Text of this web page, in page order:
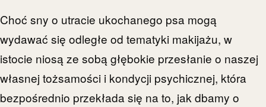
Choć sny o utracie ukochanego psa mogą
wydawać się odległe od tematyki makijażu, w
istocie niosą ze sobą głębokie przesłanie o naszej
własnej tożsamości i kondycji psychicznej, która
bezpośrednio przekłada się na to, jak dbamy o